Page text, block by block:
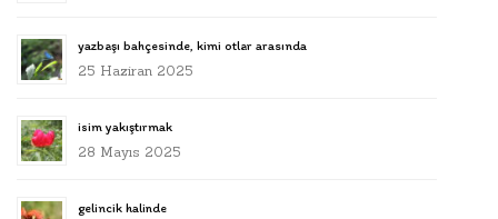
yazbaşı bahçesinde, kimi otlar arasında
25 Haziran 2025
isim yakıştırmak
28 Mayıs 2025
gelincik halinde